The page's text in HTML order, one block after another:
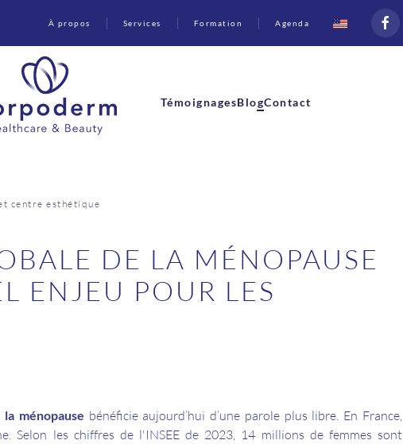
À propos Services Formation Agenda
TémoignagesBlogContact
centre esthétique
DE LA MÉNOPAUSE
ENJEU POUR LES
la ménopause bénéficie aujourd’hui d’une parole plus libre. En France,
Selon les chiffres de l'INSEE de 2023, 14 millions de femmes sont